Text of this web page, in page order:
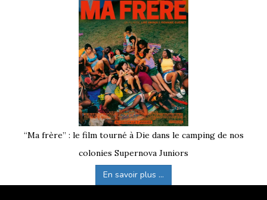
“Ma frère” : le film tourné à Die dans le camping de nos
colonies Supernova Juniors
En savoir plus ...